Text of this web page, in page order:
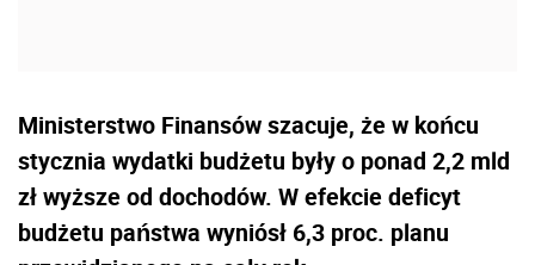
Ministerstwo Finansów szacuje, że w końcu
stycznia wydatki budżetu były o ponad 2,2 mld
zł wyższe od dochodów. W efekcie deficyt
budżetu państwa wyniósł 6,3 proc. planu